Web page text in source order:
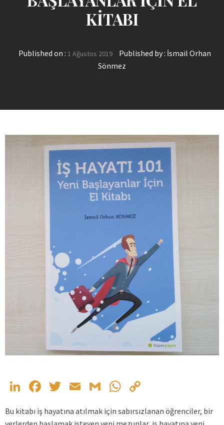
KİTABI
Published on : 1 Ağustos 2019 Published by : İsmail Orhan
Sönmez
LinkedIn
Facebook
Twitter
EmailGmailWhatsApp
Bu kitabı iş hayatına atılmak için sabırsızlanan öğrenciler, bir